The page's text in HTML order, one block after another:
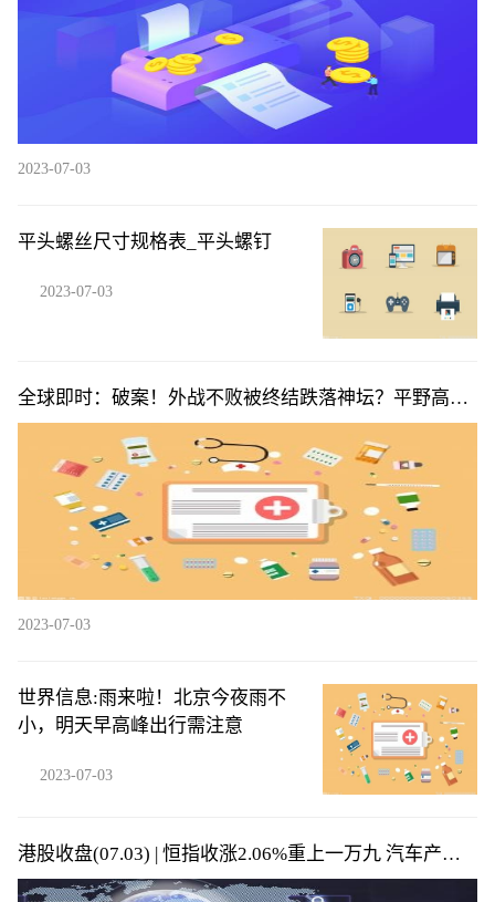
2023-07-03
平头螺丝尺寸规格表_平头螺钉
2023-07-03
全球即时：破案！外战不败被终结跌落神坛？平野高兴
早了，孙颖莎输球是安排
2023-07-03
世界信息:雨来啦！北京今夜雨不
小，明天早高峰出行需注意
2023-07-03
港股收盘(07.03) | 恒指收涨2.06%重上一万九 汽车产业
链全线爆发 吉利汽车(00175)领涨蓝筹